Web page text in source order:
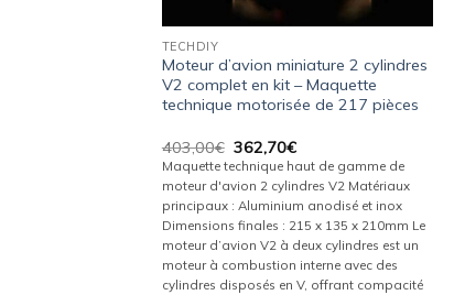
TECHDIY
Moteur d’avion miniature 2 cylindres
V2 complet en kit – Maquette
technique motorisée de 217 pièces
403,00€ Le
prix
initial
était :
403,00€.
362,70€Le
prix
actuel
est :
362,70€.
Maquette technique haut de gamme de
moteur d'avion 2 cylindres V2 Matériaux
principaux : Aluminium anodisé et inox
Dimensions finales : 215 x 135 x 210mm Le
moteur d’avion V2 à deux cylindres est un
moteur à combustion interne avec des
cylindres disposés en V, offrant compacité